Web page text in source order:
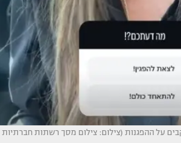
על ההפגנות (צילום: צילום מסך רשתות חברתיות